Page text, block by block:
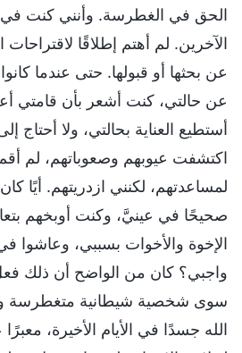
الحق في الغطرسة. وأنني كنت
الآخرين. لم أهتم إطلاقًا لاقتراحات
عن بحثها أو قبولها. حتى عندما
عن حالتي، كنت أشعر بأن قامتي
أستطيع العناية بحالتي، ولا أحتاج
اكتشفت عيوبهم وصعوباتهم، لم
لمساعدتهم، لكنني ازدريتهم. أيًا
صحيحًا في عينيَّ، وكنت أوبخهم
الإخوة والأخوات بسببي، وعاشوا
واجبي؟ كان من الواضح أن ذلك
سوى شخصية شيطانية متغطرسة
الله جسدًا في الأيام الأخيرة،